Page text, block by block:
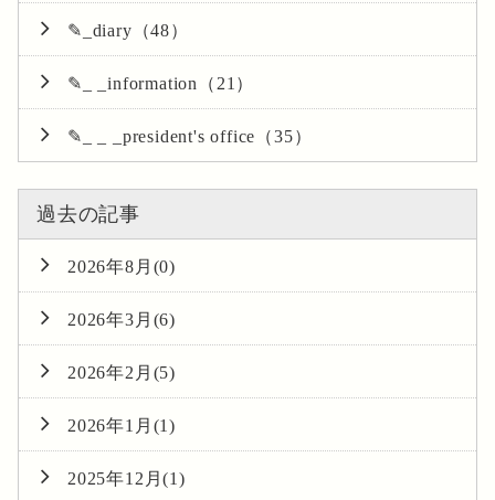
✎_diary（48）
✎_ _information（21）
✎_ _ _president's office（35）
過去の記事
2026年8月(0)
2026年3月(6)
2026年2月(5)
2026年1月(1)
2025年12月(1)